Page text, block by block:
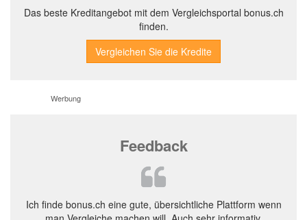
Das beste Kreditangebot mit dem Vergleichsportal bonus.ch
finden.
Werbung
Feedback
Ich finde bonus.ch eine gute, übersichtliche Plattform wenn